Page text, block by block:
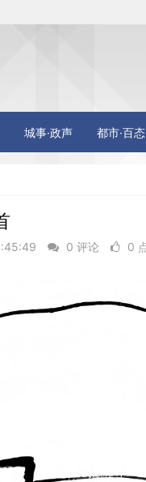
城事·政声 都市·百态
0 评论 0